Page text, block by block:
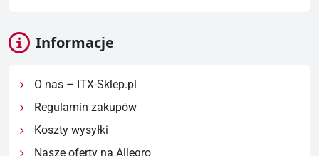
Informacje
O nas – ITX-Sklep.pl
Regulamin zakupów
Koszty wysyłki
Nasze oferty na Allegro